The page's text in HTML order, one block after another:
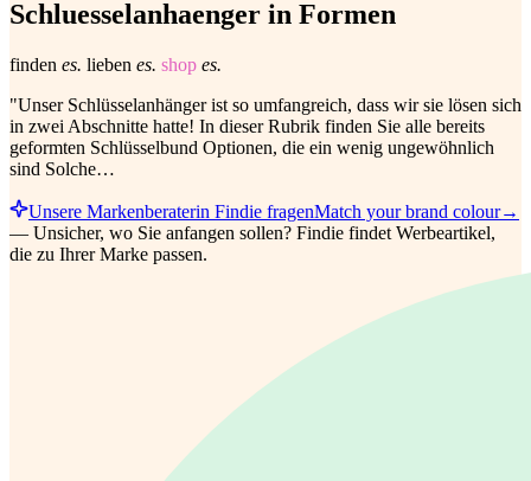
Schluesselanhaenger in Formen
finden es. lieben es. shop es.
"Unser Schlüsselanhänger ist so umfangreich, dass wir sie lösen sich
in zwei Abschnitte hatte! In dieser Rubrik finden Sie alle bereits
geformten Schlüsselbund Optionen, die ein wenig ungewöhnlich
sind Solche…
Unsere Markenberaterin Findie fragenMatch your brand colour→
— Unsicher, wo Sie anfangen sollen? Findie findet Werbeartikel,
die zu Ihrer Marke passen.